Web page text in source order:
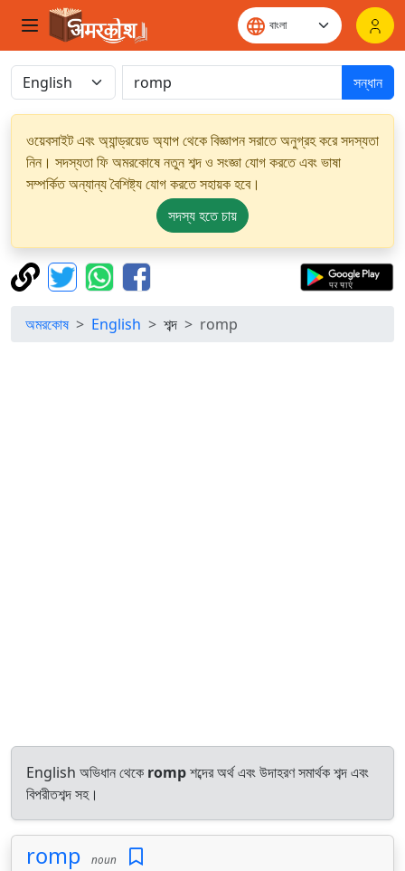
সন্ধান
ওয়েবসাইট এবং অ্যান্ড্রয়েড অ্যাপ থেকে বিজ্ঞাপন সরাতে অনুগ্রহ করে সদস্যতা
নিন। সদস্যতা ফি অমরকোষে নতুন শব্দ ও সংজ্ঞা যোগ করতে এবং ভাষা
সম্পর্কিত অন্যান্য বৈশিষ্ট্য যোগ করতে সহায়ক হবে।
সদস্য হতে চায়
অমরকোষ English শব্দ romp
English অভিধান থেকে rompশব্দের অর্থ এবং উদাহরণ সমার্থক শব্দ এবং
বিপরীতশব্দ সহ।
romp noun